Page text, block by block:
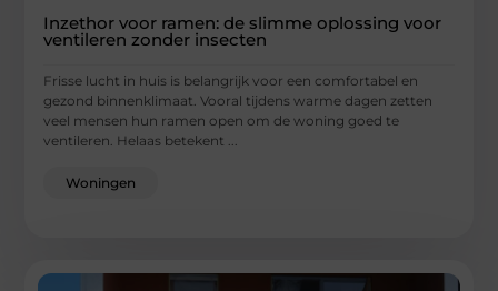
Inzethor voor ramen: de slimme oplossing voor
ventileren zonder insecten
Frisse lucht in huis is belangrijk voor een comfortabel en
gezond binnenklimaat. Vooral tijdens warme dagen zetten
veel mensen hun ramen open om de woning goed te
ventileren. Helaas betekent ...
Woningen